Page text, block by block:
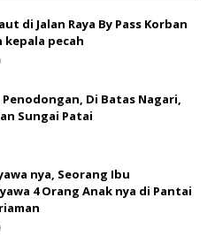
di Jalan Raya By Pass Korban
kepala pecah
Di Batas Nagari,
Sungai Patai
nya, Seorang Ibu
4 Orang Anak nya di Pantai